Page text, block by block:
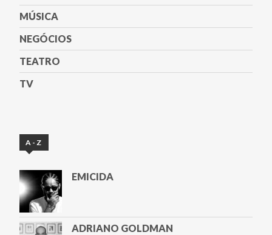
MÚSICA
NEGÓCIOS
TEATRO
TV
A-Z
EMICIDA
ADRIANO GOLDMAN